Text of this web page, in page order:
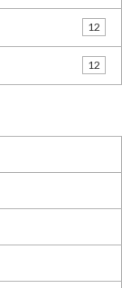
12
12